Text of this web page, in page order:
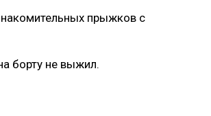
прыжков с
борту не выжил.